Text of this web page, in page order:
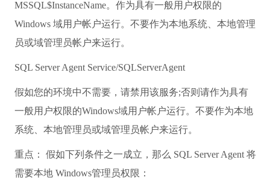
MSSQL$InstanceName。作为具有一般用户权限的
Windows 域用户帐户运行。不要作为本地系统、本地管理
员或域管理员帐户来运行。
SQL Server Agent Service/SQLServerAgent
假如您的环境中不需要，请禁用该服务;否则请作为具有
一般用户权限的Windows域用户帐户运行。不要作为本地
系统、本地管理员或域管理员帐户来运行。
重点： 假如下列条件之一成立，那么 SQL Server Agent 将
需要本地 Windows管理员权限：